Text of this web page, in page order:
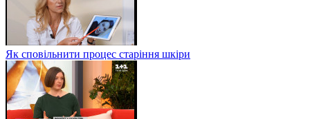
Як сповільнити процес старіння шкіри